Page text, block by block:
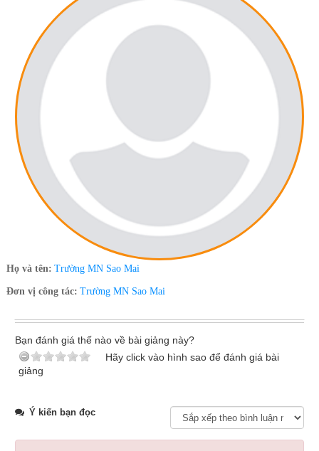
Họ và tên: Trường MN Sao Mai
Đơn vị công tác: Trường MN Sao Mai
Bạn đánh giá thế nào về bài giảng này?
Hãy click vào hình sao để đánh giá bài
giảng
Ý kiến bạn đọc